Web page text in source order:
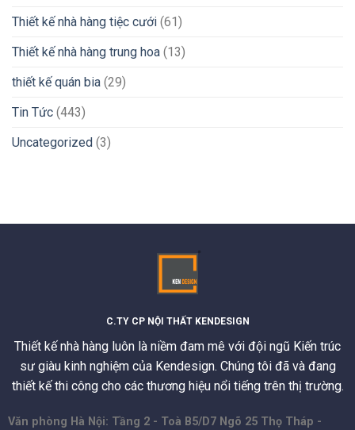
Thiết kế nhà hàng tiệc cưới (61)
Thiết kế nhà hàng trung hoa (13)
thiết kế quán bia (29)
Tin Tức (443)
Uncategorized (3)
C.TY CP NỘI THẤT KENDESIGN
Thiết kế nhà hàng luôn là niềm đam mê với đội ngũ Kiến trúc
sư giàu kinh nghiệm của Kendesign. Chúng tôi đã và đang
thiết kế thi công cho các thương hiệu nổi tiếng trên thị trường.
Văn phòng Hà Nội: Tầng 2 - Toà B5/D7 Ngõ 25 Thọ Tháp -